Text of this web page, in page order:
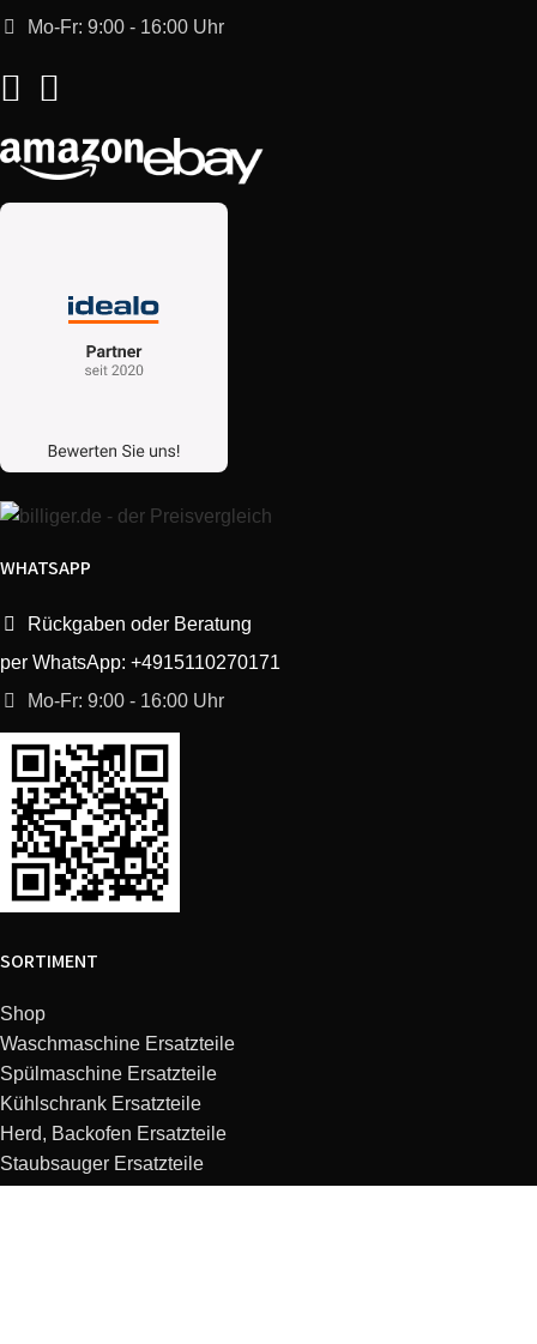
Mo-Fr: 9:00 - 16:00 Uhr
WHATSAPP
Rückgaben oder Beratung
per WhatsApp: +4915110270171
Mo-Fr: 9:00 - 16:00 Uhr
SORTIMENT
Shop
Waschmaschine Ersatzteile
Spülmaschine Ersatzteile
Kühlschrank Ersatzteile
Herd, Backofen Ersatzteile
Staubsauger Ersatzteile